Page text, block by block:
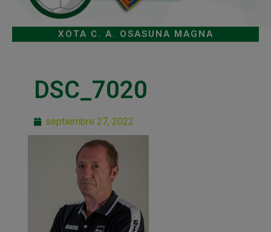
XOTA C. A. OSASUNA MAGNA
DSC_7020
septiembre 27, 2022